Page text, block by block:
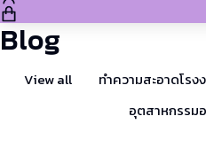
Blog
View all ทำความสะอาดโรง
อุตสาหกรรม